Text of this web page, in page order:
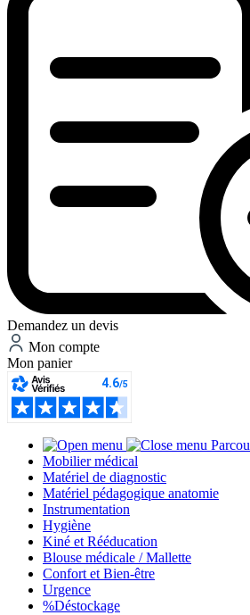
Demandez un devis
Mon compte
Mon panier
Mobilier médical
Matériel de diagnostic
Matériel pédagogique anatomie
Instrumentation
Hygiène
Kiné et Rééducation
Blouse médicale / Mallette
Confort et Bien-être
Urgence
%Déstockage